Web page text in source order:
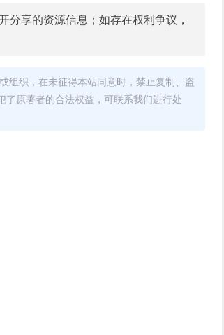
享的资源信息；如存在权利争议，
组织，在未征得本站同意时，禁止复制、盗
原著者的合法权益，可联系我们进行处